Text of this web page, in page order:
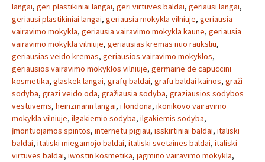
langai, geri plastikiniai langai, geri virtuves baldai, geriausi langai,
geriausi plastikiniai langai, geriausia mokykla vilniuje, geriausia
vairavimo mokykla, geriausia vairavimo mokykla kaune, geriausia
vairavimo mokykla vilniuje, geriausias kremas nuo rauksliu,
geriausias veido kremas, geriausios vairavimo mokyklos,
geriausios vairavimo mokyklos vilniuje, germaine de capuccini
kosmetika, glaskek langai, grafų baldai, grafu baldai kainos, graži
sodyba, grazi veido oda, gražiausia sodyba, graziausios sodybos
vestuvems, heinzmann langai, i londona, ikonikovo vairavimo
mokykla vilniuje, ilgakiemio sodyba, ilgakiemis sodyba,
įmontuojamos spintos, internetu pigiau, isskirtiniai baldai, italiski
baldai, italiski miegamojo baldai, italiski svetaines baldai, italiski
virtuves baldai, iwostin kosmetika, jagmino vairavimo mokykla,